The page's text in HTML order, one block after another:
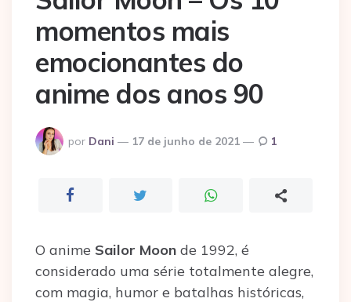
momentos mais
emocionantes do
anime dos anos 90
Postado
por
por Dani 17 de junho de 2021 1
O anime Sailor Moon de 1992, é
considerado uma série totalmente alegre,
com magia, humor e batalhas históricas,